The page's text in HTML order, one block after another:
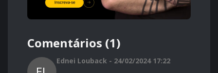
Comentários (1)
Ednei Louback - 24/02/2024 17:22